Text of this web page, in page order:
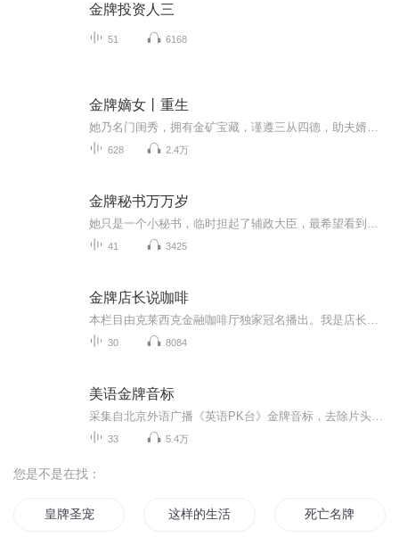
金牌投资人三
51 6168
金牌嫡女丨重生
628 2.4万
金牌秘书万万岁
41 3425
金牌店长说咖啡
30 8084
美语金牌音标
33 5.4万
您是不是在找：
皇牌圣宠 这样的生活未免过于完美死亡名牌